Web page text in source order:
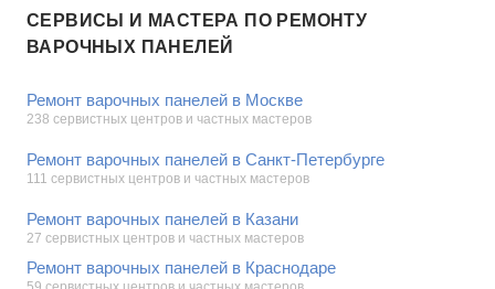
СЕРВИСЫ И МАСТЕРА ПО РЕМОНТУ
ВАРОЧНЫХ ПАНЕЛЕЙ
Ремонт варочных панелей в Москве
238 сервистных центров и частных мастеров
Ремонт варочных панелей в Санкт-Петербурге
111 сервистных центров и частных мастеров
Ремонт варочных панелей в Казани
27 сервистных центров и частных мастеров
Ремонт варочных панелей в Краснодаре